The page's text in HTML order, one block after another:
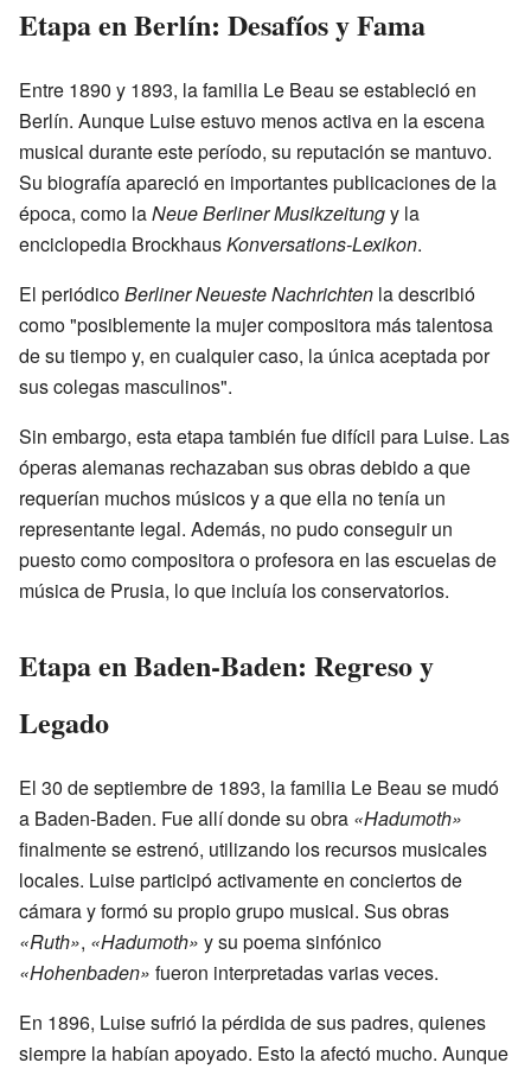
Etapa en Berlín: Desafíos y Fama
Entre 1890 y 1893, la familia Le Beau se estableció en
Berlín. Aunque Luise estuvo menos activa en la escena
musical durante este período, su reputación se mantuvo.
Su biografía apareció en importantes publicaciones de la
época, como laNeue Berliner Musikzeitungy la
enciclopedia BrockhausKonversations-Lexikon.
El periódicoBerliner Neueste Nachrichten la describió
como "posiblemente la mujer compositora más talentosa
de su tiempo y, en cualquier caso, la única aceptada por
sus colegas masculinos".
Sin embargo, esta etapa también fue difícil para Luise. Las
óperas alemanas rechazaban sus obras debido a que
requerían muchos músicos y a que ella no tenía un
representante legal. Además, no pudo conseguir un
puesto como compositora o profesora en las escuelas de
música de Prusia, lo que incluía los conservatorios.
Etapa en Baden-Baden: Regreso y
Legado
El 30 de septiembre de 1893, la familia Le Beau se mudó
a Baden-Baden. Fue allí donde su obra «Hadumoth»
finalmente se estrenó, utilizando los recursos musicales
locales. Luise participó activamente en conciertos de
cámara y formó su propio grupo musical. Sus obras
«Ruth», «Hadumoth» y su poema sinfónico
«Hohenbaden» fueron interpretadas varias veces.
En 1896, Luise sufrió la pérdida de sus padres, quienes
siempre la habían apoyado. Esto la afectó mucho. Aunque